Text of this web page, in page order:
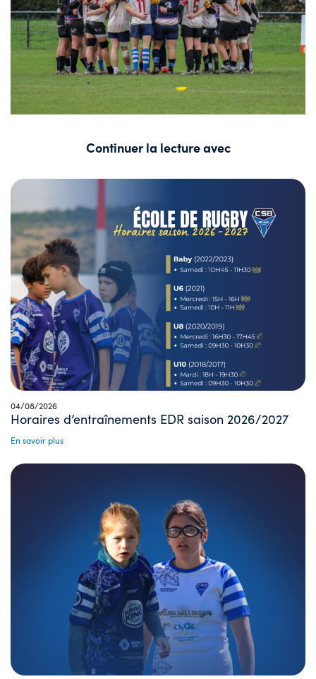
Continuer la lecture avec
04/08/2026
Horaires d’entraînements EDR saison 2026/2027
En savoir plus